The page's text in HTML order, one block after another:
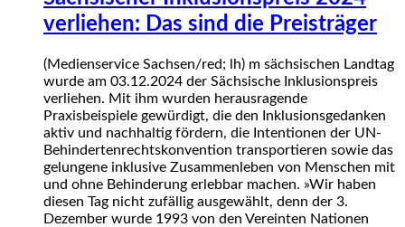
verliehen: Das sind die Preisträger
(Medienservice Sachsen/red; lh) m sächsischen Landtag
wurde am 03.12.2024 der Sächsische Inklusionspreis
verliehen. Mit ihm wurden herausragende
Praxisbeispiele gewürdigt, die den Inklusionsgedanken
aktiv und nachhaltig fördern, die Intentionen der UN-
Behindertenrechtskonvention transportieren sowie das
gelungene inklusive Zusammenleben von Menschen mit
und ohne Behinderung erlebbar machen. »Wir haben
diesen Tag nicht zufällig ausgewählt, denn der 3.
Dezember wurde 1993 von den Vereinten Nationen